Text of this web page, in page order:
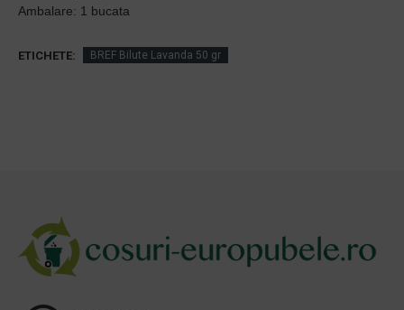
Ambalare: 1 bucata
ETICHETE: BREF Bilute Lavanda 50 gr